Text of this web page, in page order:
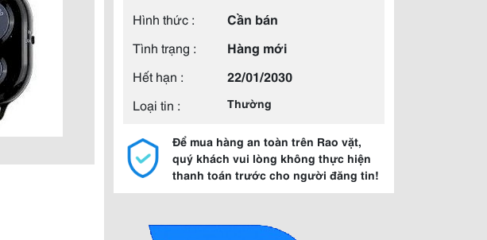
Hình thức :
Cần bán
Tình trạng :
Hàng mới
Hết hạn :
22/01/2030
Loại tin :
Thường
Để mua hàng an toàn trên Rao vặt,
quý khách vui lòng không thực hiện
thanh toán trước cho người đăng tin!